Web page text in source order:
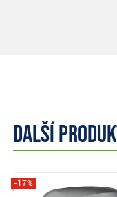
Další
-17%